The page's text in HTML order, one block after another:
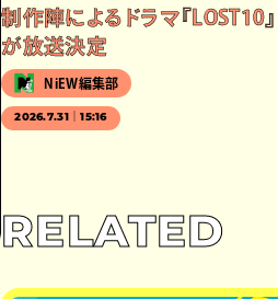
制作陣によるドラマ『LOST10』
が放送決定
NiEW編集部
2026.7.31｜15:16
RELATED